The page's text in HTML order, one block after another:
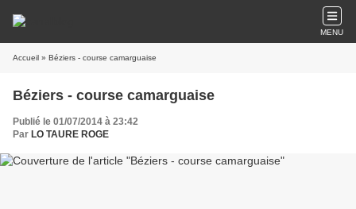
MENU
Accueil » Béziers - course camarguaise
Béziers - course camarguaise
Publié le 01/07/2014 à 23:42
Par LO TAURE ROGE